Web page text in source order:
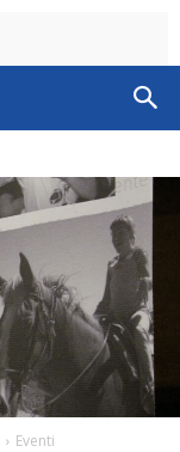
Eventi